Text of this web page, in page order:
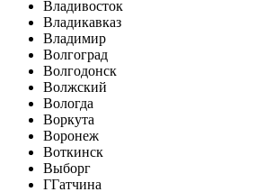
Владивосток
Владикавказ
Владимир
Волгоград
Волгодонск
Волжский
Вологда
Воркута
Воронеж
Воткинск
Выборг
ГГатчина